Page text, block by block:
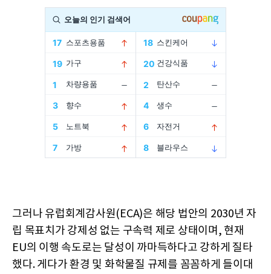
그러나 유럽회계감사원(ECA)은 해당 법안의 2030년 자
립 목표치가 강제성 없는 구속력 제로 상태이며, 현재
EU의 이행 속도로는 달성이 까마득하다고 강하게 질타
했다. 게다가 환경 및 화학물질 규제를 꼼꼼하게 들이대